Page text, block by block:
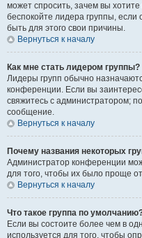
может спросить, зачем вы
беспокойте лидера группы, если
быть для этого свои причины.
Вернуться к началу
Как мне стать лидером группы?
Лидеры групп обычно
конференции. Если вы
свяжитесь с администратором;
сообщение.
Вернуться к началу
Почему названия некоторых
Администратор конференции
для того, чтобы их было проще
Вернуться к началу
Что такое группа по
Если вы состоите более чем в
используется для того, чтобы